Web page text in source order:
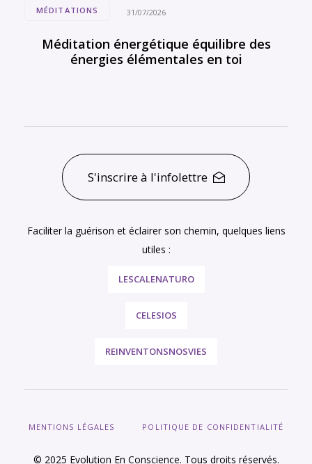
MÉDITATIONS 31/07/2026
Méditation énergétique équilibre des
énergies élémentales en toi
S'inscrire à l'infolettre
Faciliter la guérison et éclairer son chemin, quelques liens
utiles :
LESCALENATURO
CELESIOS
REINVENTONSNOSVIES
MENTIONS LÉGALES POLITIQUE DE CONFIDENTIALITÉ
© 2025 Evolution En Conscience. Tous droits réservés.